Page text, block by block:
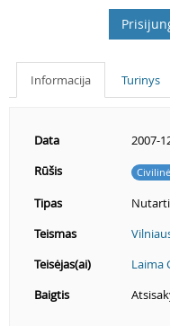
Informacija Turinys
Data
2007-
Rūšis
Tipas
Teismas
Teisėjas(ai)
Laima
Baigtis